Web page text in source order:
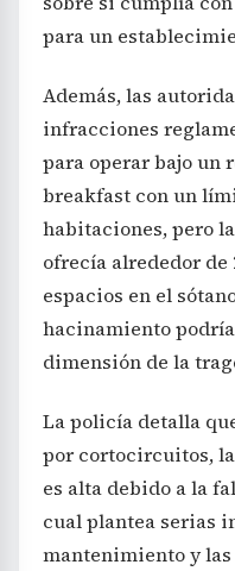
para un
Además, las
infracciones
para operar bajo un
breakfast con un
habitaciones, pero
ofrecía alrededor
espacios en el
hacinamiento
dimensión de la
La policía detalla
por cortocircuitos,
es alta debido a la
cual plantea serias
mantenimiento y